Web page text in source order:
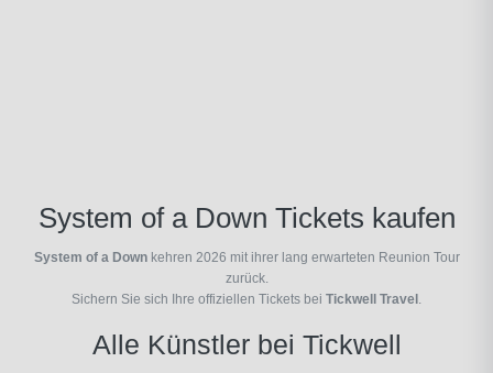
System of a Down Tickets kaufen
System of a Downkehren 2026 mit ihrer lang erwarteten Reunion Tour
zurück.
Sichern Sie sich Ihre offiziellen Tickets bei Tickwell Travel
Alle Künstler bei Tickwell